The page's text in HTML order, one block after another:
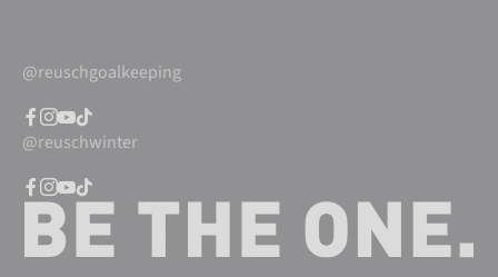
@reuschgoalkeeping
@reuschwinter